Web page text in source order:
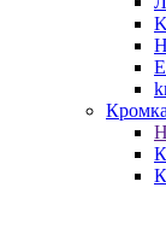
Кромка